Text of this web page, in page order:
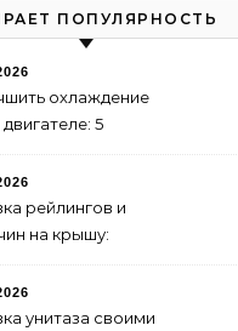
ПОПУЛЯРНОСТЬ
охлаждение
5
рейлингов и
на крышу:
унитаза своими